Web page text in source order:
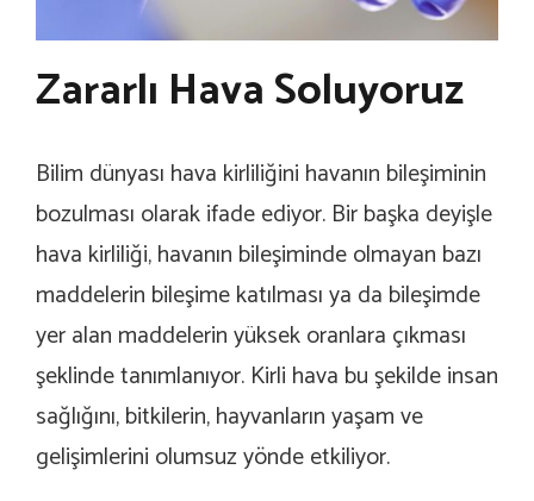
Zararlı Hava Soluyoruz
Bilim dünyası hava kirliliğini havanın bileşiminin
bozulması olarak ifade ediyor. Bir başka deyişle
hava kirliliği, havanın bileşiminde olmayan bazı
maddelerin bileşime katılması ya da bileşimde
yer alan maddelerin yüksek oranlara çıkması
şeklinde tanımlanıyor. Kirli hava bu şekilde insan
sağlığını, bitkilerin, hayvanların yaşam ve
gelişimlerini olumsuz yönde etkiliyor.